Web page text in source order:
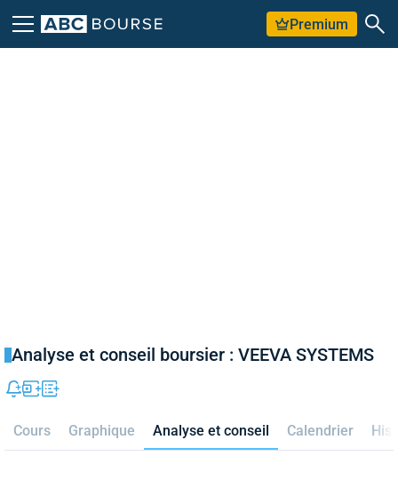
Premium
Analyse et conseil boursier : VEEVA SYSTEMS
Cours Graphique Analyse et conseil Calendrier